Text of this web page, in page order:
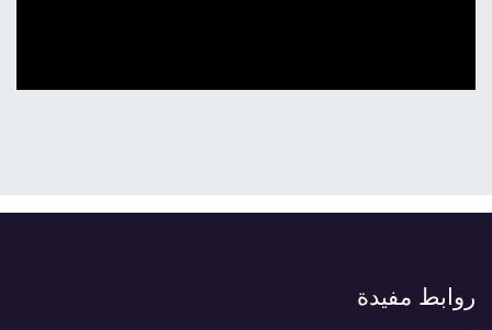
روابط مفيدة